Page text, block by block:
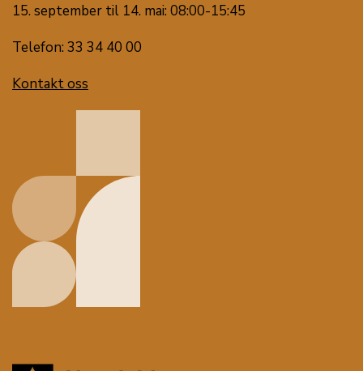
15. september til 14. mai: 08:00-15:45
Telefon: 33 34 40 00
Kontakt oss